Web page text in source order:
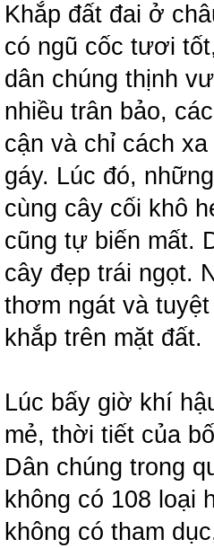
Khắp đất đai ở
có ngũ cốc tươi
dân chúng thịnh
nhiều trân bảo,
cận và chỉ cách
gáy. Lúc đó,
cùng cây cối khô
cũng tự biến mất.
cây đẹp trái ngọt.
thơm ngát và
khắp trên mặt đất.
Lúc bấy giờ khí
mẻ, thời tiết của
Dân chúng trong
không có 108 loại
không có tham